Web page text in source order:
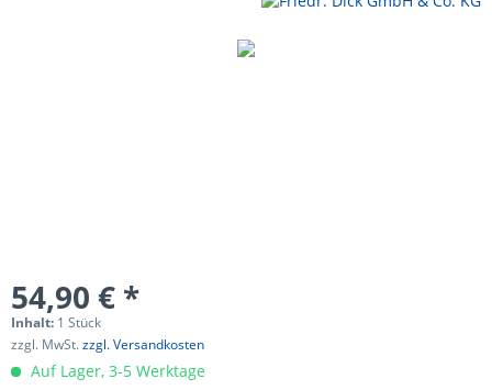
54,90 € *
Inhalt: 1 Stück
zzgl. MwSt.zzgl. Versandkosten
Auf Lager, 3-5 Werktage